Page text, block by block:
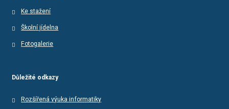
Ke stažení
Školní jídelna
Fotogalerie
Důležité odkazy
Rozšířená výuka informatiky